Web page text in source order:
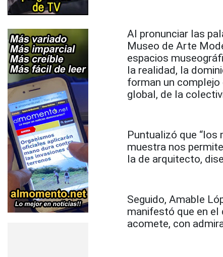
Al pronunciar las
Museo de Arte
espacios
la realidad, la
forman un
global, de la
Puntualizó que
muestra nos
la de arquitecto,
Seguido, Amable
manifestó que en el
acomete, con